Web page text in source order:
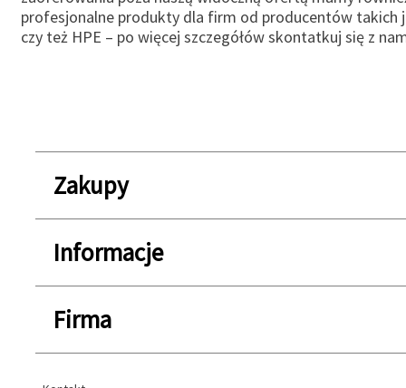
profesjonalne produkty dla firm od producentów takich
czy też HPE – po więcej szczegółów skontatkuj się z
Zakupy
Informacje
Firma